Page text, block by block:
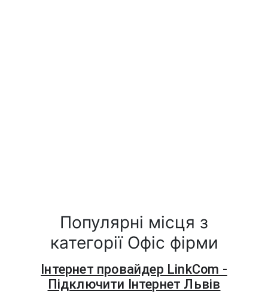
Популярні місця з
категорії Офіс фірми
Інтернет провайдер LinkCom -
Підключити Інтернет Львів